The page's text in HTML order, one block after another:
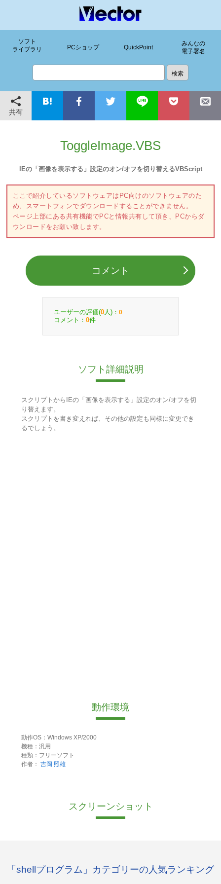
ソフト
ライブラリ
PCショップ QuickPoint
みんなの
電子署名
共有
ToggleImage.VBS
IEの「画像を表示する」設定のオン/オフを切り替えるVBScript
ここで紹介しているソフトウェアはPC向けのソフトウェアのた
め、スマートフォンでダウンロードすることができません。
ページ上部にある共有機能でPCと情報共有して頂き、PCからダ
ウンロードをお願い致します。
コメント
ユーザーの評価(0 人)： 0
コメント： 0件
ソフト詳細説明
スクリプトからIEの「画像を表示する」設定のオン/オフを切
り替えます。
スクリプトを書き変えれば、その他の設定も同様に変更でき
るでしょう。
動作環境
動作OS：Windows XP/2000
機種：汎用
種類：フリーソフト
作者： 吉岡 照雄
スクリーンショット
「shellプログラム」カテゴリーの人気ランキング